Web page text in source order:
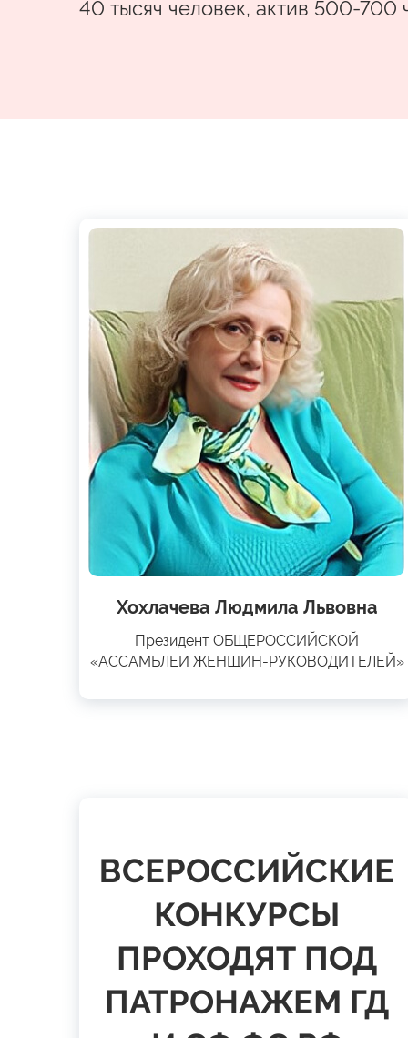
40 тысяч человек, актив 500-700
Хохлачева Людмила Львовна
Президент ОБЩЕРОССИЙСКОЙ
«АССАМБЛЕИ ЖЕНЩИН-РУКОВОДИТЕЛЕЙ»
ВСЕРОССИЙСКИЕ
КОНКУРСЫ
ПРОХОДЯТ ПОД
ПАТРОНАЖЕМ ГД